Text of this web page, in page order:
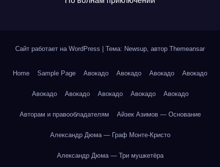
Сайт работает на WordPress Тема: Newsup, автор Themeansar
Home Sample Page Авокадо Авокадо Авокадо Авокадо
Авокадо Авокадо Авокадо Авокадо Авокадо
Авторам и правообладателям Айзек Азимов — Основание
Александр Дюма — Граф Монте-Кристо
Александр Дюма — Три мушкетёра